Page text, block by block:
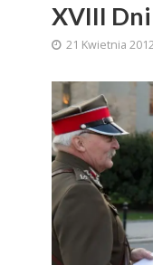
XVIII Dni
21 Kwietnia